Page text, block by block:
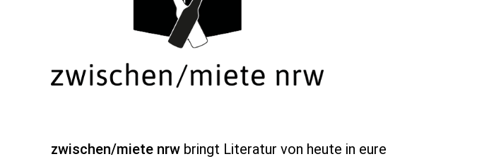
zwischen/miete nrw bringt Literatur von heute in eure